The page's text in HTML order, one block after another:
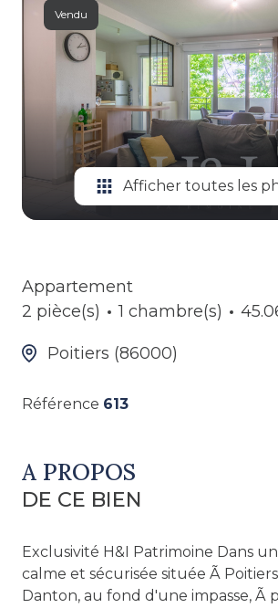
CRÉER
VOTRE
ALERTE
GESTION
LOCATIVE
Vendu
Afficher toutes les
Appartement
2 pièce(s)
1 chambre(s)
Poitiers (86000)
Référence 613
A PROPOS
DE CE BIEN
Exclusivité H&I Patrimoine Dans
calme et sécurisée située Ã
Danton, au fond d'une impasse, Ã